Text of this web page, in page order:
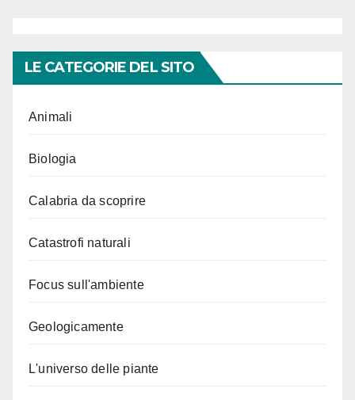
LE CATEGORIE DEL SITO
Animali
Biologia
Calabria da scoprire
Catastrofi naturali
Focus sull'ambiente
Geologicamente
L'universo delle piante